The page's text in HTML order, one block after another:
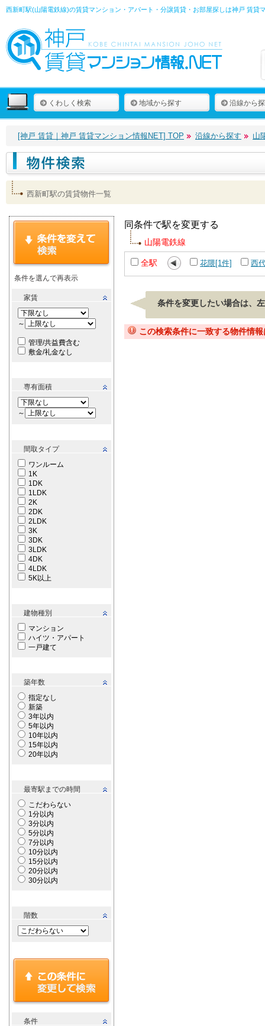
西新町駅(山陽電鉄線)の賃貸マンション・アパート・分譲賃貸・お部屋探しは神戸 賃貸
くわしく検索 地域から探す 沿線から
[神戸 賃貸｜神戸 賃貸マンション情報NET] TOP 沿線から探す 山
西新町駅の賃貸物件一覧
条件を選んで再表示
家賃
～
管理/共益費含む
敷金/礼金なし
専有面積
～
間取タイプ
ワンルーム
1K
1DK
1LDK
2K
2DK
2LDK
3K
3DK
3LDK
4DK
4LDK
5K以上
建物種別
マンション
ハイツ・アパート
一戸建て
築年数
指定なし
新築
3年以内
5年以内
10年以内
15年以内
20年以内
最寄駅までの時間
こだわらない
1分以内
3分以内
5分以内
7分以内
10分以内
15分以内
20分以内
30分以内
階数
条件
同条件で駅を変更する
山陽電鉄線
全駅 花隈[1件] 西
条件を変更したい場合は、
この検索条件に一致する物件情